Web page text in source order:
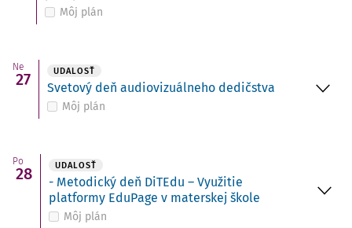
Môj plán
Ne
27 UDALOSŤ
Svetový deň audiovizuálneho dedičstva
Môj plán
Po
28 UDALOSŤ
- Metodický deň DiTEdu – Využitie
platformy EduPage v materskej škole
Môj plán